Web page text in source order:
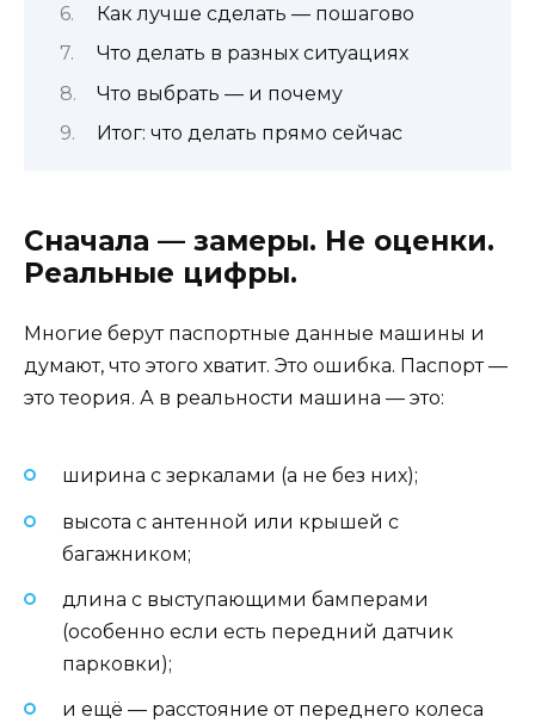
Как лучше сделать — пошагово
Что делать в разных ситуациях
Что выбрать — и почему
Итог: что делать прямо сейчас
Сначала — замеры. Не оценки.
Реальные цифры.
Многие берут паспортные данные машины и
думают, что этого хватит. Это ошибка. Паспорт —
это теория. А в реальности машина — это:
ширина с зеркалами (а не без них);
высота с антенной или крышей с
багажником;
длина с выступающими бамперами
(особенно если есть передний датчик
парковки);
и ещё — расстояние от переднего колеса